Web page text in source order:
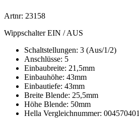
Artnr: 23158
Wippschalter EIN / AUS
Schaltstellungen: 3 (Aus/1/2)
Anschlüsse: 5
Einbaubreite: 21,5mm
Einbauhöhe: 43mm
Einbautiefe: 43mm
Breite Blende: 25,5mm
Höhe Blende: 50mm
Hella Vergleichnummer: 004570401